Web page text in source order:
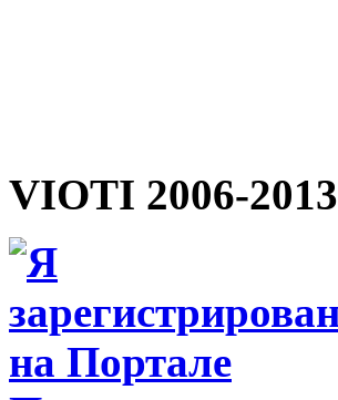
VIOTI 2006-2013